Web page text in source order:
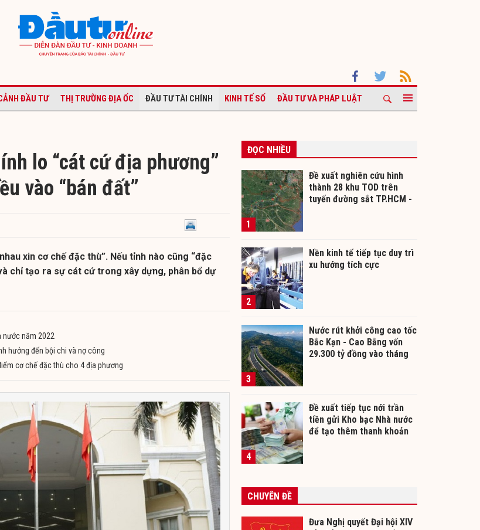
ĐẦU TƯ THỊ TRƯỜNG ĐỊA ỐC ĐẦU TƯ TÀI CHÍNH KINH TẾ SỐ ĐẦU TƯ VÀ PHÁP LUẬT
lo “cát cứ địa phương”
vào “bán đất”
xin cơ chế đặc thù”. Nếu tỉnh nào cũng “đặc
chỉ tạo ra sự cát cứ trong xây dựng, phân bổ dự
nước năm 2022
hưởng đến bội chi và nợ công
cơ chế đặc thù cho 4 địa phương
ĐỌC NHIỀU
1
Đề xuất nghiên cứu hình
thành 28 khu TOD trên
tuyến đường sắt TP.HCM -
2
Nền kinh tế tiếp tục duy trì
xu hướng tích cực
3
Nước rút khởi công cao tốc
Bắc Kạn - Cao Bằng vốn
29.300 tỷ đồng vào tháng
4
Đề xuất tiếp tục nới trần
tiền gửi Kho bạc Nhà nước
để tạo thêm thanh khoản
CHUYÊN ĐỀ
Đưa Nghị quyết Đại hội XIV